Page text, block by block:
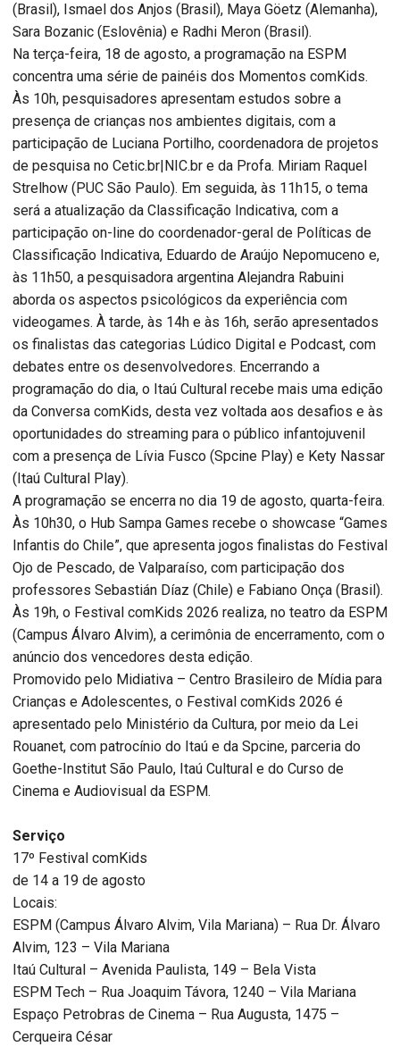
(Brasil), Ismael dos Anjos (Brasil), Maya Göetz (Alemanha),
Sara Bozanic (Eslovênia) e Radhi Meron (Brasil).
Na terça-feira, 18 de agosto, a programação na ESPM
concentra uma série de painéis dos Momentos comKids.
Às 10h, pesquisadores apresentam estudos sobre a
presença de crianças nos ambientes digitais, com a
participação de Luciana Portilho, coordenadora de projetos
de pesquisa no Cetic.br|NIC.br e da Profa. Miriam Raquel
Strelhow (PUC São Paulo). Em seguida, às 11h15, o tema
será a atualização da Classificação Indicativa, com a
participação on-line do coordenador-geral de Políticas de
Classificação Indicativa, Eduardo de Araújo Nepomuceno e,
às 11h50, a pesquisadora argentina Alejandra Rabuini
aborda os aspectos psicológicos da experiência com
videogames. À tarde, às 14h e às 16h, serão apresentados
os finalistas das categorias Lúdico Digital e Podcast, com
debates entre os desenvolvedores. Encerrando a
programação do dia, o Itaú Cultural recebe mais uma edição
da Conversa comKids, desta vez voltada aos desafios e às
oportunidades do streaming para o público infantojuvenil
com a presença de Lívia Fusco (Spcine Play) e Kety Nassar
(Itaú Cultural Play).
A programação se encerra no dia 19 de agosto, quarta-feira.
Às 10h30, o Hub Sampa Games recebe o showcase “Games
Infantis do Chile”, que apresenta jogos finalistas do Festival
Ojo de Pescado, de Valparaíso, com participação dos
professores Sebastián Díaz (Chile) e Fabiano Onça (Brasil).
Às 19h, o Festival comKids 2026 realiza, no teatro da ESPM
(Campus Álvaro Alvim), a cerimônia de encerramento, com o
anúncio dos vencedores desta edição.
Promovido pelo Midiativa – Centro Brasileiro de Mídia para
Crianças e Adolescentes, o Festival comKids 2026 é
apresentado pelo Ministério da Cultura, por meio da Lei
Rouanet, com patrocínio do Itaú e da Spcine, parceria do
Goethe-Institut São Paulo, Itaú Cultural e do Curso de
Cinema e Audiovisual da ESPM.
Serviço
17º Festival comKids
de 14 a 19 de agosto
Locais:
ESPM (Campus Álvaro Alvim, Vila Mariana) – Rua Dr. Álvaro
Alvim, 123 – Vila Mariana
Itaú Cultural – Avenida Paulista, 149 – Bela Vista
ESPM Tech – Rua Joaquim Távora, 1240 – Vila Mariana
Espaço Petrobras de Cinema – Rua Augusta, 1475 –
Cerqueira César